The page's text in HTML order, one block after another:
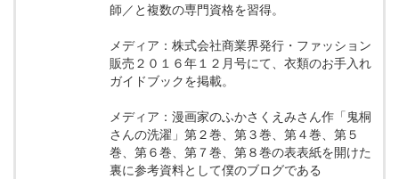
師／と複数の専門資格を習得。
メディア：株式会社商業界発行・ファッション
販売２０１６年１２月号にて、衣類のお手入れ
ガイドブックを掲載。
メディア：漫画家のふかさくえみさん作「鬼桐
さんの洗濯」第２巻、第３巻、第４巻、第５
巻、第６巻、第７巻、第８巻の表表紙を開けた
裏に参考資料として僕のブログである